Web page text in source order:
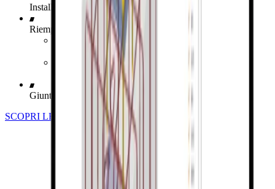
Installazione diretta
Riempimento con malta
Dadi solo dall'alto (vincolo a cerniera)
Dadi dall'alto e dal basso (vincolo fisso)
Giunto tra piastra di base e fondazione
SCOPRI LE OPZIONI DI INSTALLAZIONE